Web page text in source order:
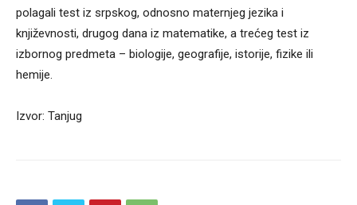
polagali test iz srpskog, odnosno maternjeg jezika i
književnosti, drugog dana iz matematike, a trećeg test iz
izbornog predmeta – biologije, geografije, istorije, fizike ili
hemije.
Izvor: Tanjug